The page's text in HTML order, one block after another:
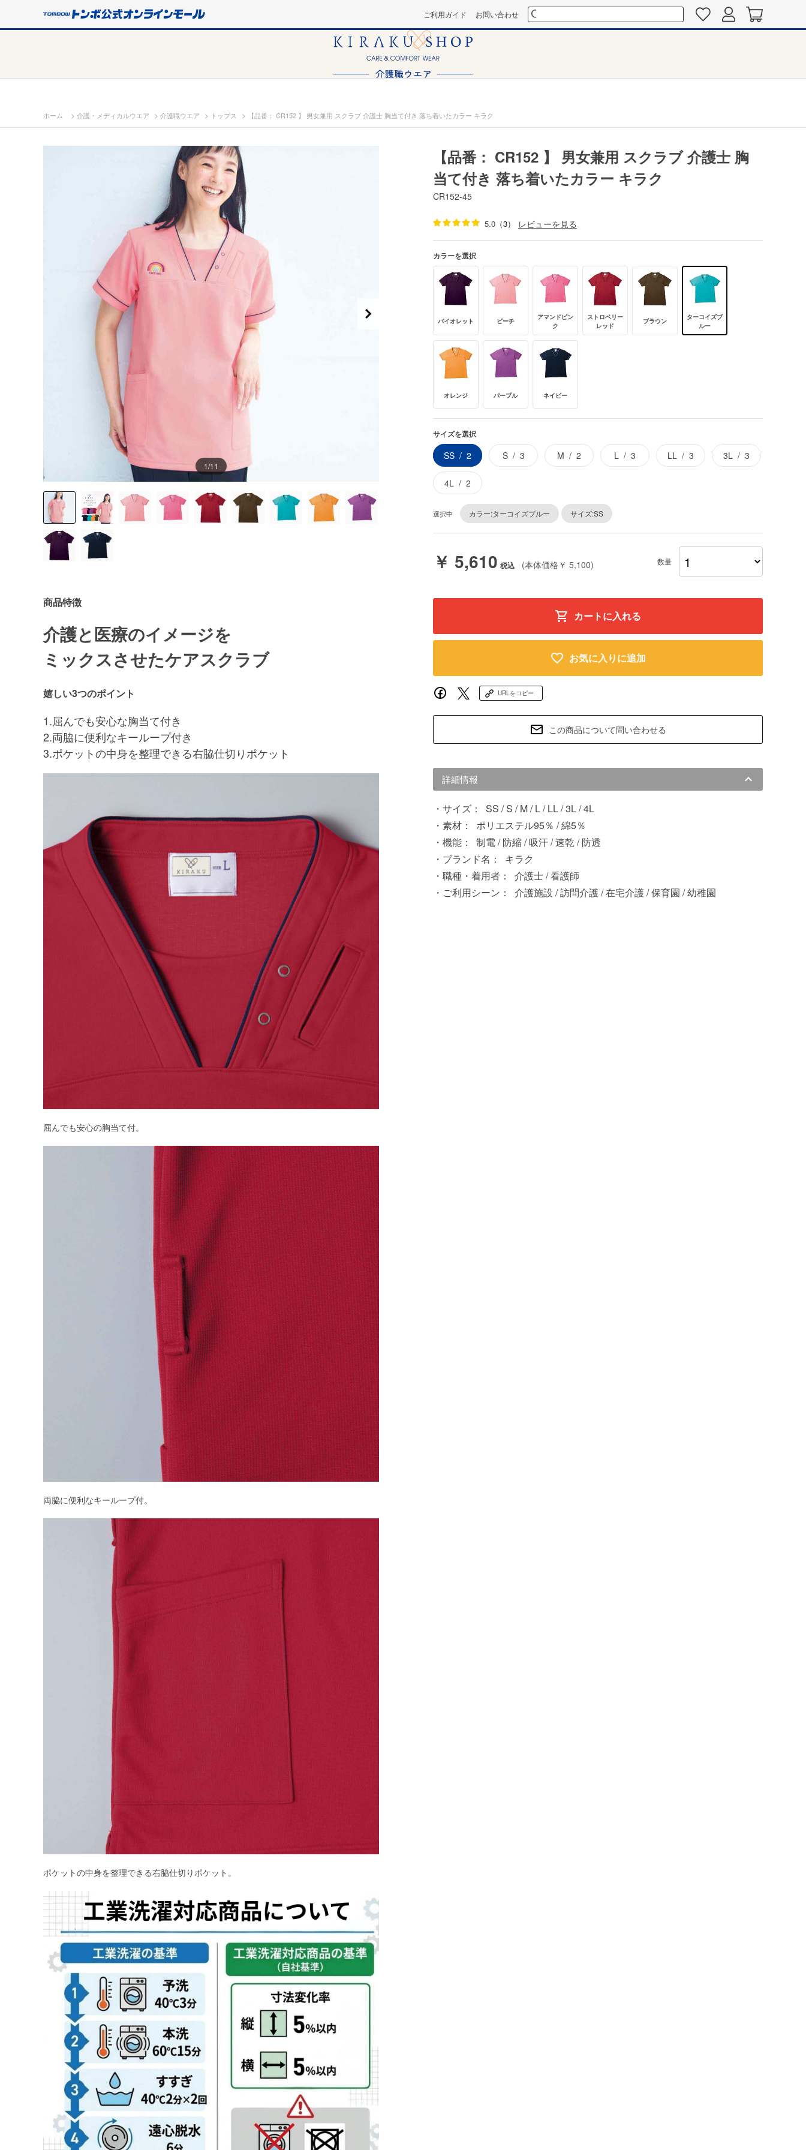
ご利用ガイド お問い合わせ
ホーム > 介護・メディカルウエア > 介護職ウエア > トップス > 【品番： CR152 】 男女兼用 スクラブ 介護士 胸当て付き 落ち着いたカラー キラク
1/11
商品特徴
介護と医療のイメージを
ミックスさせたケアスクラブ
嬉しい3つのポイント
1.屈んでも安心な胸当て付き
2.両脇に便利なキーループ付き
3.ポケットの中身を整理できる右脇仕切りポケット
屈んでも安心の胸当て付。
両脇に便利なキーループ付。
ポケットの中身を整理できる右脇仕切りポケット。
【品番： CR152 】 男女兼用 スクラブ 介護士 胸
当て付き 落ち着いたカラー キラク
CR152-45
5.0 （3） レビューを見る
カラーを選択
バイオレット ピーチ
アマンドピン
ク
ストロベリー
レッド
ブラウン
ターコイズブ
ルー
オレンジ パープル ネイビー
サイズを選択
SS 2 S 3 M 2 L 3 LL 3 3L 3
4L 2
選択中 カラー:ターコイズブルー サイズ:SS
￥ 5,610 (本体価格￥ 5,100) 数量
カートに入れる
お気に入りに追加
URLをコピー
この商品について問い合わせる
詳細情報
サイズ：
SS / S / M / L / LL / 3L / 4L
素材：
ポリエステル95％ / 綿5％
機能：
制電 / 防縮 / 吸汗 / 速乾 / 防透
ブランド名：
キラク
職種・着用者：
介護士 / 看護師
ご利用シーン：
介護施設 / 訪問介護 / 在宅介護 / 保育園 / 幼稚園